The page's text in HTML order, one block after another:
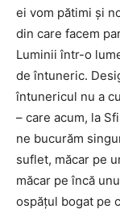
ei vom pătimi şi
din care facem
Luminii într-o
de întuneric.
întunericul nu a
– care acum, la
ne bucurăm
suflet, măcar pe
măcar pe încă
ospăţul bogat pe